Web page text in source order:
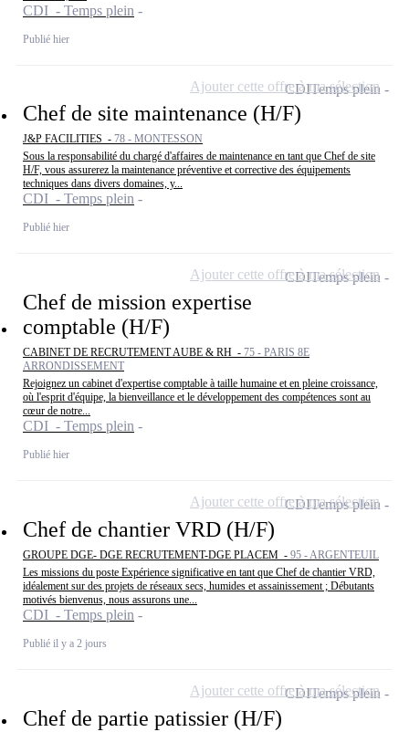
CDI - Temps plein
Publié hier
Chef de site maintenance (H/F)
J&P FACILITIES - 78 - MONTESSON
Sous la responsabilité du chargé d'affaires de maintenance en tant que Chef de site
H/F, vous assurerez la maintenance préventive et corrective des équipements
techniques dans divers domaines, y...
CDI - Temps plein
Publié hier
CDITemps plein
Ajouter cette offre à ma sélection
Chef de mission expertise
comptable (H/F)
CABINET DE RECRUTEMENT AUBE & RH - 75 - PARIS 8E
ARRONDISSEMENT
Rejoignez un cabinet d'expertise comptable à taille humaine et en pleine croissance,
où l'esprit d'équipe, la bienveillance et le développement des compétences sont au
cœur de notre...
CDI - Temps plein
Publié hier
CDITemps plein
Ajouter cette offre à ma sélection
Chef de chantier VRD (H/F)
GROUPE DGE- DGE RECRUTEMENT-DGE PLACEM - 95 - ARGENTEUIL
Les missions du poste Expérience significative en tant que Chef de chantier VRD,
idéalement sur des projets de réseaux secs, humides et assainissement ; Débutants
motivés bienvenus, nous assurons une...
CDI - Temps plein
Publié il y a 2 jours
CDITemps plein
Ajouter cette offre à ma sélection
Chef de partie patissier (H/F)
CDITemps plein
Ajouter cette offre à ma sélection